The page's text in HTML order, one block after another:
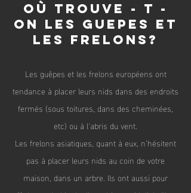
Où trouve - t -
on les guepes et
les frelons?
Les guêpes et les frelons européens ont
tendance à placer leurs nids dans des endroits
fermés (sous toitures, dans des cheminées,
etc) ou à l'abris du vent.
Les frelons asiatiques, quant à eux, n’hésitent
pas à placer leurs nids au coin de votre
maison, dans un arbre. Ils ont aussi pour